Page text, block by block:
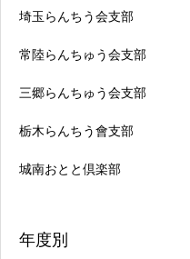
埼玉らんちう会支部
常陸らんちゅう会支部
三郷らんちゅう会支部
栃木らんちう會支部
城南おとと倶楽部
年度別